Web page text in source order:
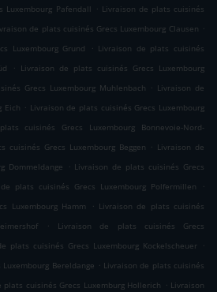
Luxembourg Pafendall . Livraison de plats cuisinés
de plats cuisinés Grecs Luxembourg Clausen .
Luxembourg Grund
. Livraison de plats cuisinés
. Livraison de plats cuisinés Grecs Luxembourg
Grecs Luxembourg Muhlenbach . Livraison de
Eich . Livraison de plats cuisinés Grecs Luxembourg
cuisinés Grecs Luxembourg Bonnevoie-Nord-
cuisinés Grecs Luxembourg Beggen . Livraison de
Dommeldange
. Livraison de plats cuisinés Grecs
plats cuisinés Grecs Luxembourg Polfermillen
.
Luxembourg Hamm
. Livraison de plats cuisinés
.
Livraison de plats cuisinés Grecs
plats cuisinés Grecs Luxembourg Kockelscheuer .
Bereldange . Livraison de plats cuisinés
plats cuisinés Grecs Luxemburg Hollerich . Livraison